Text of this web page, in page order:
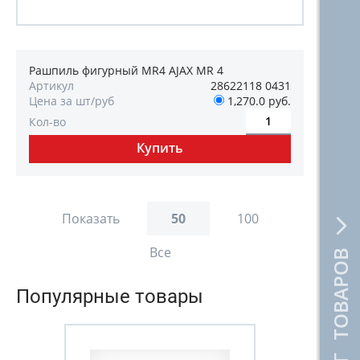
Рашпиль фигурный MR4 AJAX MR 4
Артикул
28622118 0431
Цена за шт/руб
1,270.0 руб.
Кол-во
Показать 50
100
Все
Популярные товары